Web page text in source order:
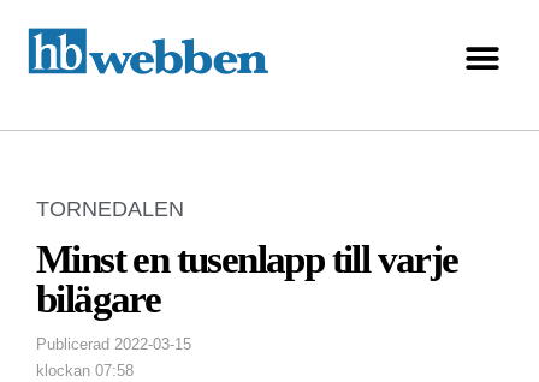
TORNEDALEN
Minst en tusenlapp till varje
bilägare
Publicerad 2022-03-15
klockan 07:58